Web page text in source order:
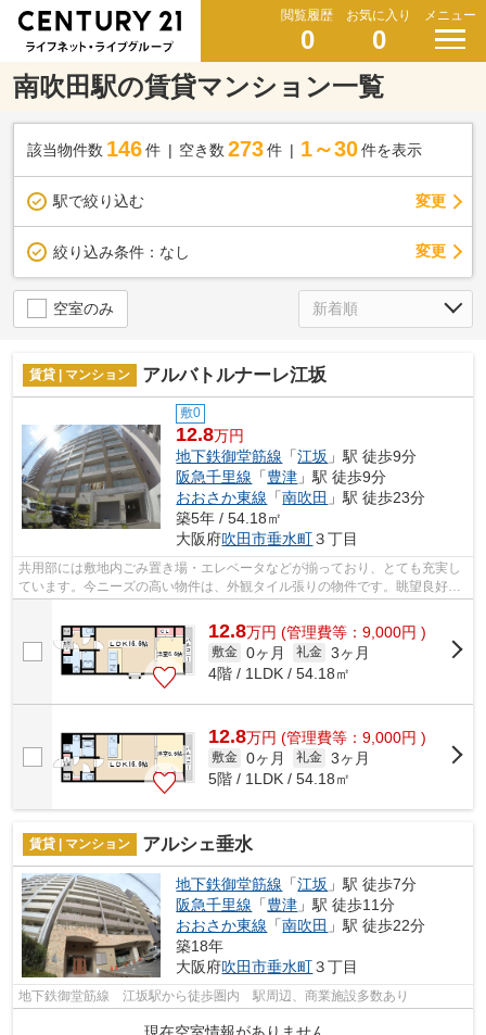
閲覧履歴
0
お気に入り
0
メニュー
南吹田駅の賃貸マンション一覧
該当物件数 146件 空き数 273 件 1～30 件を表示
駅で絞り込む 変更
絞り込み条件： なし 変更
空室のみ
賃貸 | マンション アルバトルナーレ江坂
敷0
12.8万円
地下鉄御堂筋線 「江坂 」駅 徒歩9分
阪急千里線 「豊津 」駅 徒歩9分
おおさか東線 「南吹田 」駅 徒歩23分
築5年 / 54.18㎡
大阪府吹田市垂水町３丁目
共用部には敷地内ごみ置き場・エレベータなどが揃っており、とても充実し
ています。今ニーズの高い物件は、外観タイル張りの物件です。眺望良好な
12.8万円 (管理費等：9,000円 )
敷金 0ヶ月 礼金 3ヶ月
4階 / 1LDK / 54.18㎡
12.8万円 (管理費等：9,000円 )
敷金 0ヶ月 礼金 3ヶ月
5階 / 1LDK / 54.18㎡
賃貸 | マンション アルシェ垂水
地下鉄御堂筋線 「江坂 」駅 徒歩7分
阪急千里線 「豊津 」駅 徒歩11分
おおさか東線 「南吹田 」駅 徒歩22分
築18年
大阪府吹田市垂水町３丁目
地下鉄御堂筋線 江坂駅から徒歩圏内 駅周辺、商業施設多数あり